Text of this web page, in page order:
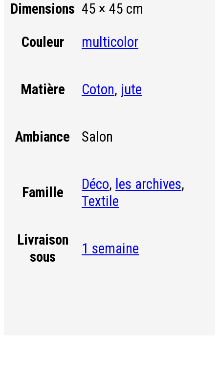
Dimensions 45 × 45 cm
Couleur
multicolor
Matière Coton, jute
Ambiance Salon
Famille
Déco, les archives,
Textile
Livraison
sous
1 semaine